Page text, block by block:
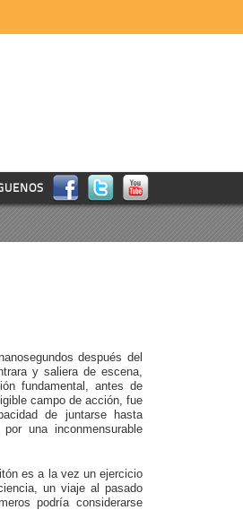
después del
y saliera de escena,
fundamental, antes de
campo de acción, fue
de juntarse hasta
una inconmensurable
es a la vez un ejercicio
un viaje al pasado
podría considerarse